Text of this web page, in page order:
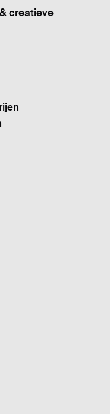
creatieve